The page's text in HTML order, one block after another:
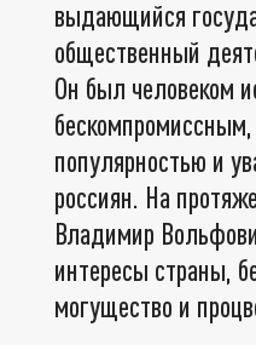
выдающийся
общественный
Он был человеком
популярностью и
россиян. На
Владимир
интересы страны,
могущество и